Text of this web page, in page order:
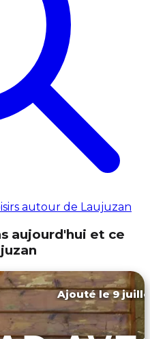
autour de Laujuzan
aujourd'hui et ce
Ajouté le 9